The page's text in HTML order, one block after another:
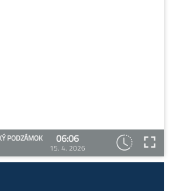
PODZÁMOK
06:06
15. 4. 2026